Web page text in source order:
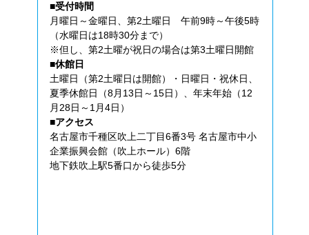
■受付時間
月曜日～金曜日、第2土曜日 午前9時～午後5時
（水曜日は18時30分まで）
※但し、第2土曜が祝日の場合は第3土曜日開館
■休館日
土曜日（第2土曜日は開館）・日曜日・祝休日、
夏季休館日（8月13日～15日）、年末年始（12
月28日～1月4日）
■アクセス
名古屋市千種区吹上二丁目6番3号 名古屋市中小
企業振興会館（吹上ホール）6階
地下鉄吹上駅5番口から徒歩5分